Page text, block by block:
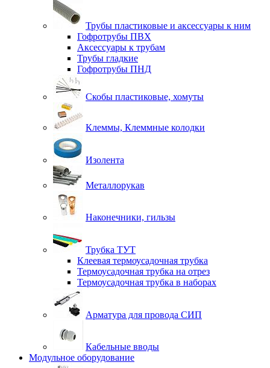
Трубы пластиковые и аксессуары к ним
Гофротрубы ПВХ
Аксессуары к трубам
Трубы гладкие
Гофротрубы ПНД
Скобы пластиковые, хомуты
Клеммы, Клеммные колодки
Изолента
Металлорукав
Наконечники, гильзы
Трубка ТУТ
Клеевая термоусадочная трубка
Термоусадочная трубка на отрез
Термоусадочная трубка в наборах
Арматура для провода СИП
Кабельные вводы
Модульное оборудование